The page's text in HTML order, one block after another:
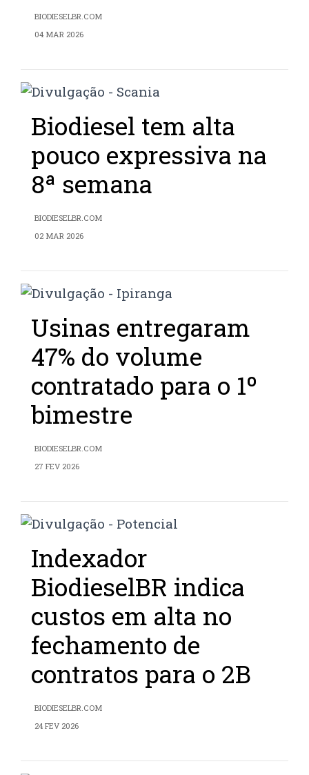
BIODIESELBR.COM
04 MAR 2026
Biodiesel tem alta
pouco expressiva na
8ª semana
BIODIESELBR.COM
02 MAR 2026
Usinas entregaram
47% do volume
contratado para o 1º
bimestre
BIODIESELBR.COM
27 FEV 2026
Indexador
BiodieselBR indica
custos em alta no
fechamento de
contratos para o 2B
BIODIESELBR.COM
24 FEV 2026